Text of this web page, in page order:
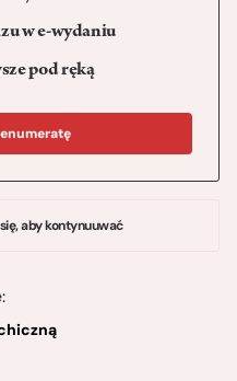
w e-wydaniu
pod ręką
aby kontynuuwać